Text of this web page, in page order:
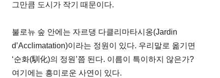
그만큼 도시가 작기 때문이다.
불로뉴 숲 안에는 자르댕 다클리마타시옹(Jardin
d’Acclimatation)이라는 정원이 있다. 우리말로 옮기면
‘순화(馴化)의 정원’쯤 된다. 이름이 특이하지 않은가?
여기에는 흥미로운 사연이 있다.